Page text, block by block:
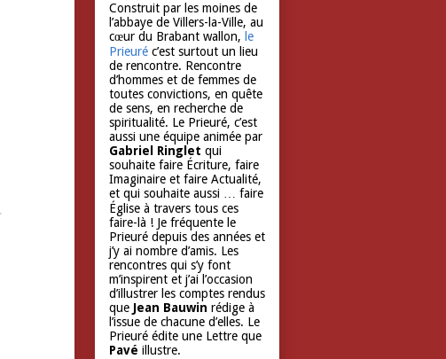
Construit par les moines de
l’abbaye de Villers-la-Ville, au
cœur du Brabant wallon, le
Prieuré c’est surtout un lieu
de rencontre. Rencontre
d’hommes et de femmes de
toutes convictions, en quête
de sens, en recherche de
spiritualité. Le Prieuré, c’est
aussi une équipe animée par
Gabriel Ringlet qui
souhaite faire Écriture, faire
Imaginaire et faire Actualité,
et qui souhaite aussi … faire
Église à travers tous ces
faire-là ! Je fréquente le
Prieuré depuis des années et
j’y ai nombre d’amis. Les
rencontres qui s’y font
m’inspirent et j’ai l’occasion
d’illustrer les comptes rendus
que Jean Bauwin rédige à
l’issue de chacune d’elles. Le
Prieuré édite une Lettre que
Pavé illustre.